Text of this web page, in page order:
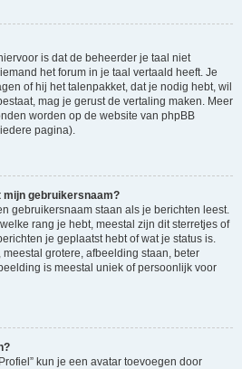
is dat de beheerder je taal niet
het forum in je taal vertaald heeft. Je
of hij het talenpakket, dat je nodig hebt, wil
mag je gerust de vertaling maken. Meer
worden op de website van phpBB
pagina).
mijn gebruikersnaam?
gebruikersnaam staan als je berichten leest.
rang je hebt, meestal zijn dit sterretjes of
je geplaatst hebt of wat je status is.
grotere, afbeelding staan, beter
is meestal uniek of persoonlijk voor
kun je een avatar toevoegen door